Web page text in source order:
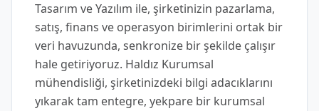
Tasarım ve Yazılım ile, şirketinizin pazarlama,
satış, finans ve operasyon birimlerini ortak bir
veri havuzunda, senkronize bir şekilde çalışır
hale getiriyoruz. Haldız Kurumsal
mühendisliği, şirketinizdeki bilgi adacıklarını
yıkarak tam entegre, yekpare bir kurumsal